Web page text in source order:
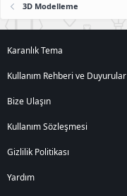
3D Modelleme
Karanlık Tema
Kullanım Rehberi ve Duyurular
Bize Ulaşın
Kullanım Sözleşmesi
Gizlilik Politikası
Yardım